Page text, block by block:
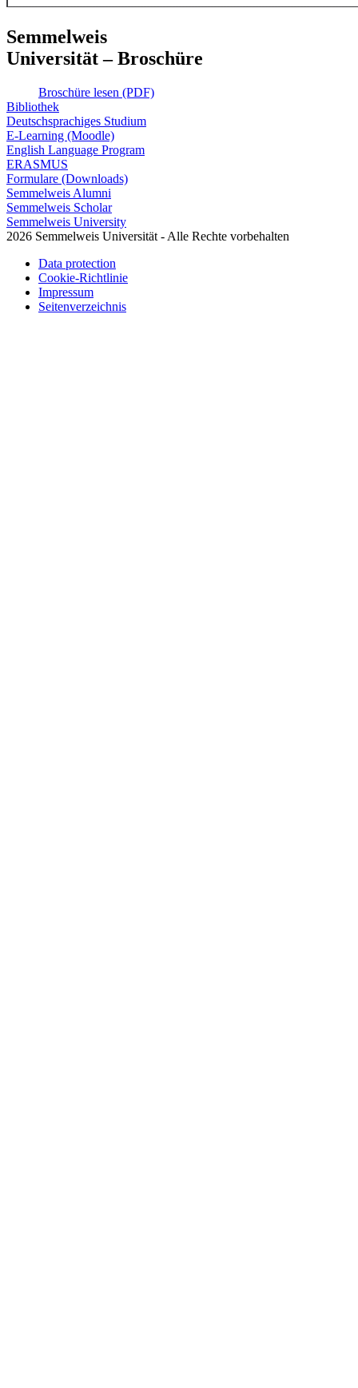
Semmelweis
Universität – Broschüre
Broschüre lesen (PDF)
Bibliothek
Deutschsprachiges Studium
E-Learning (Moodle)
English Language Program
ERASMUS
Formulare (Downloads)
Semmelweis Alumni
Semmelweis Scholar
Semmelweis University
2026 Semmelweis Universität - Alle Rechte vorbehalten
Data protection
Cookie-Richtlinie
Impressum
Seitenverzeichnis